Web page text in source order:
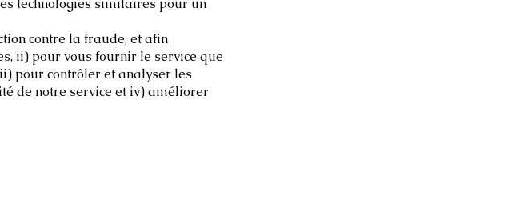
technologies similaires pour un
contre la fraude, et afin
ii) pour vous fournir le service que
pour contrôler et analyser les
de notre service et iv) améliorer